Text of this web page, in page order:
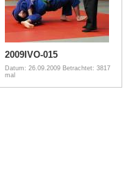
2009IVO-015
Datum: 26.09.2009 Betrachtet: 3817
mal